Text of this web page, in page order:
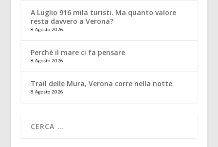
A Luglio 916 mila turisti. Ma quanto valore
resta davvero a Verona?
8 Agosto 2026
Perché il mare ci fa pensare
8 Agosto 2026
Trail delle Mura, Verona corre nella notte
8 Agosto 2026